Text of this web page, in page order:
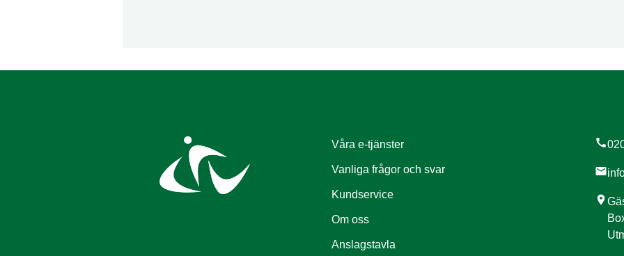
Våra e-tjänster
Vanliga frågor och svar
Kundservice
Om oss
Anslagstavla
call
mail
location_on